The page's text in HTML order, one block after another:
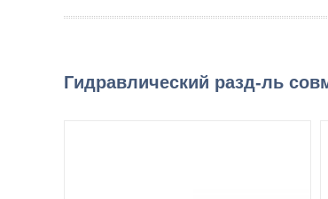
Гидравлический разд-ль